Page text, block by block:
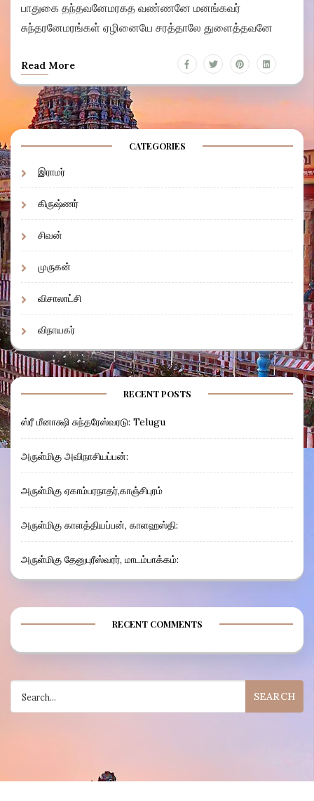
பாதுகை தந்தவனேமரகத வண்ணனே மனங்கவர்
சுந்தரனேமரங்கள் ஏழினையே சரத்தாலே துளைத்தவனே
Read More
CATEGORIES
இராமர்
கிருஷ்ணர்
சிவன்
முருகன்
விசாலாட்சி
விநாயகர்
RECENT POSTS
ஸ்ரீ மீனாக்ஷி சுந்தரேஸ்வரடு: Telugu
அருள்மிகு அவிநாசியப்பன்:
அருள்மிகு ஏகாம்பரநாதர்,காஞ்சிபுரம்
அருள்மிகு காளத்தியப்பன், காளஹஸ்தி:
அருள்மிகு தேனுபுரீஸ்வரர், மாடம்பாக்கம்:
RECENT COMMENTS
for: